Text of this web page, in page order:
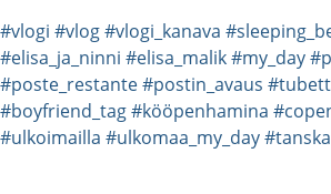
#vlogi #vlog#vlogi_kanava
#elisa_ja_ninni #elisa_malik#my_day
#poste_restante#postin_avaus
#boyfriend_tag#kööpenhamina
#ulkoimailla #ulkomaa_my_day#tanska